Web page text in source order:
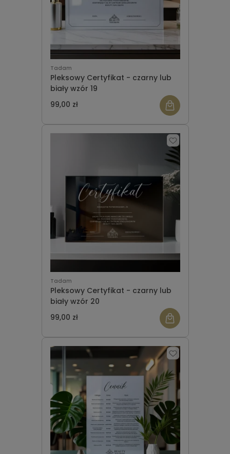
Tadam
Pleksowy Certyfikat - czarny lub
biały wzór 19
99,00 zł
Tadam
Pleksowy Certyfikat - czarny lub
biały wzór 20
99,00 zł